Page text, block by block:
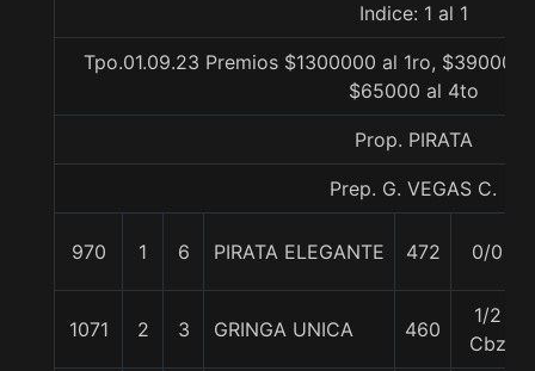
Indice: 1 al 1
Tpo.01.09.23 Premios $1300000 al 1ro,
$65000 al 4to
Prop. PIRATA
Prep. G. VEGAS C.
970 1 6 PIRATA ELEGANTE 472 0/0
1071 2 3 GRINGA UNICA 460
1/2
Cbz